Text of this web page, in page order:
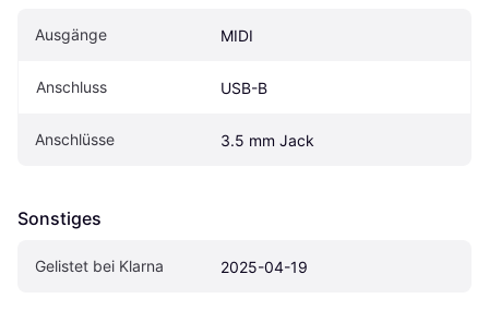
Ausgänge MIDI
Anschluss USB-B
Anschlüsse 3.5 mm Jack
Sonstiges
Gelistet bei Klarna 2025-04-19